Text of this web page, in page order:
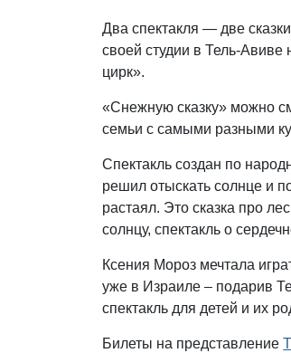
Два спектакля — две
своей студии в Тель-
цирк».
«Снежную сказку» можно
семьи с самыми разными
Спектакль создан по
решил отыскать солнце и
растаял. Это сказка про
солнцу, спектакль о
Ксения Мороз мечтала
уже в Израиле – подарив
спектакль для детей и их
Билеты на представление